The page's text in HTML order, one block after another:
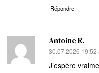
Répondre
Antoine R.
dit :
30.07.2026 19:52
J’espère